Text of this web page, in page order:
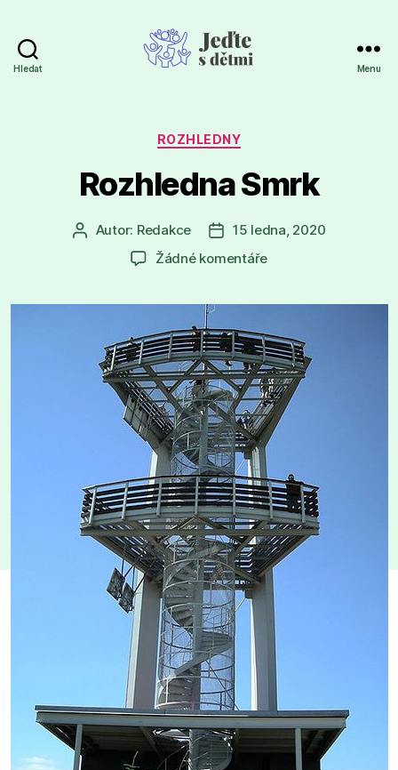
Hledat Menu
Rubriky
ROZHLEDNY
Rozhledna Smrk
Autor
příspěvku
Autor: Redakce
Datum
příspěvku
15 ledna, 2020
Žádné komentářeu
Rozhledna
Smrk